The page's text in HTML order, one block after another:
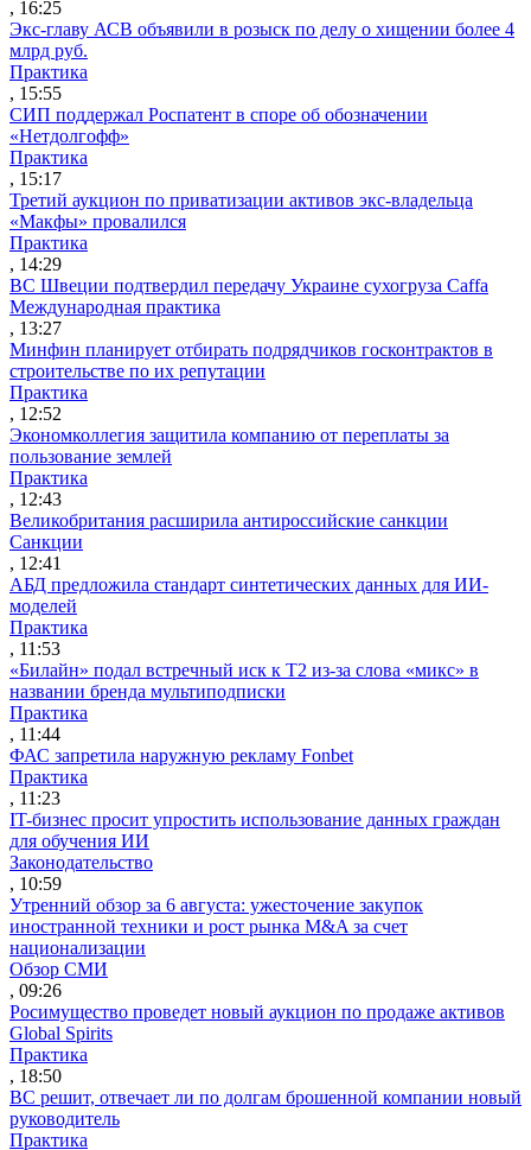
, 16:25
Экс-главу АСВ объявили в розыск по делу о хищении более 4
млрд руб.
Практика
, 15:55
СИП поддержал Роспатент в споре об обозначении
«Нетдолгофф»
Практика
, 15:17
Третий аукцион по приватизации активов экс-владельца
«Макфы» провалился
Практика
, 14:29
ВС Швеции подтвердил передачу Украине сухогруза Caffa
Международная практика
, 13:27
Минфин планирует отбирать подрядчиков госконтрактов в
строительстве по их репутации
Практика
, 12:52
Экономколлегия защитила компанию от переплаты за
пользование землей
Практика
, 12:43
Великобритания расширила антироссийские санкции
Санкции
, 12:41
АБД предложила стандарт синтетических данных для ИИ-
моделей
Практика
, 11:53
«Билайн» подал встречный иск к Т2 из-за слова «микс» в
названии бренда мультиподписки
Практика
, 11:44
ФАС запретила наружную рекламу Fonbet
Практика
, 11:23
IT-бизнес просит упростить использование данных граждан
для обучения ИИ
Законодательство
, 10:59
Утренний обзор за 6 августа: ужесточение закупок
иностранной техники и рост рынка M&A за счет
национализации
Обзор СМИ
, 09:26
Росимущество проведет новый аукцион по продаже активов
Global Spirits
Практика
, 18:50
ВС решит, отвечает ли по долгам брошенной компании новый
руководитель
Практика